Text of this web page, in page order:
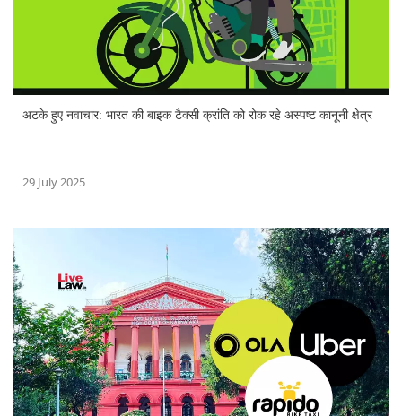
अटके हुए नवाचार: भारत की बाइक टैक्सी क्रांति को रोक रहे अस्पष्ट कानूनी क्षेत्र
29 July 2025